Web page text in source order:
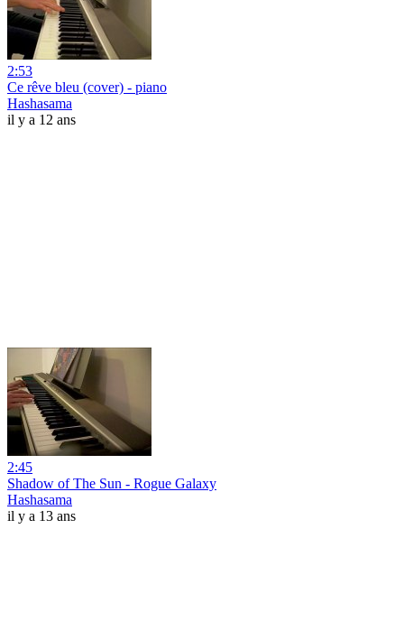
2:53
Ce rêve bleu (cover) - piano
Hashasama
il y a 12 ans
2:45
Shadow of The Sun - Rogue Galaxy
Hashasama
il y a 13 ans